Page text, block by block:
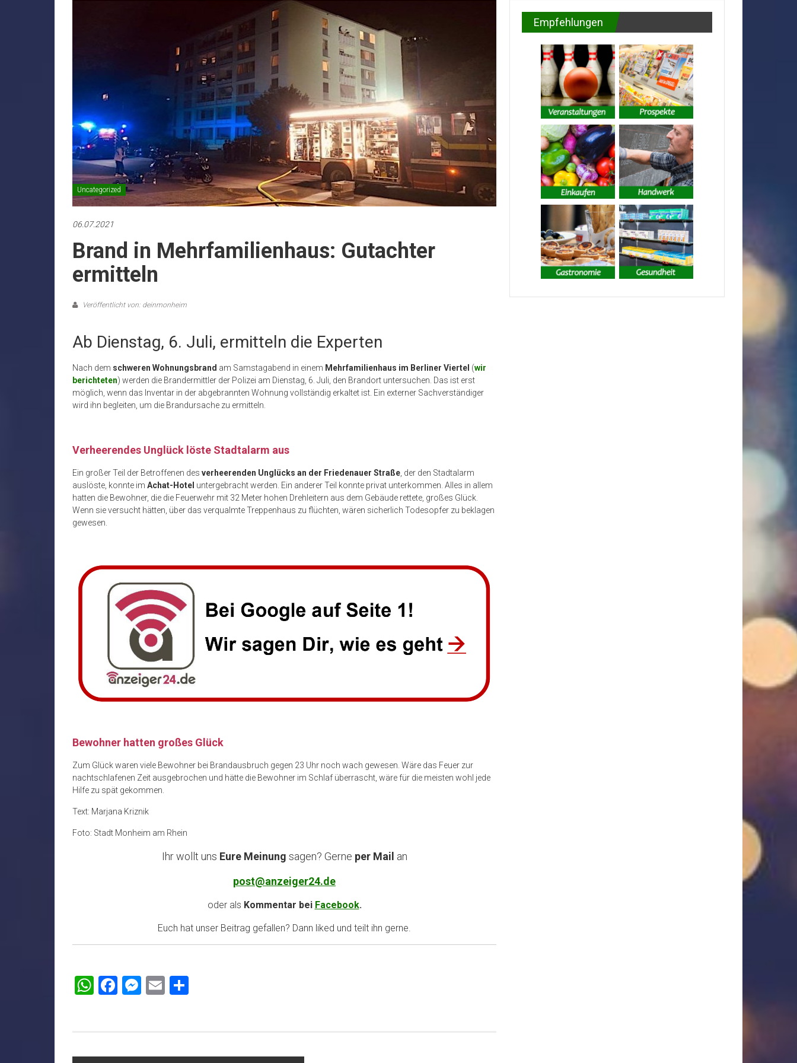
Uncategorized
06.07.2021
Brand in Mehrfamilienhaus: Gutachter
ermitteln
Veröffentlicht von: deinmonheim
Ab Dienstag, 6. Juli, ermitteln die Experten
Nach dem schweren Wohnungsbrand am Samstagabend in einem Mehrfamilienhaus im Berliner Viertel (wir
berichteten) werden die Brandermittler der Polizei am Dienstag, 6. Juli, den Brandort untersuchen. Das ist erst
möglich, wenn das Inventar in der abgebrannten Wohnung vollständig erkaltet ist. Ein externer Sachverständiger
wird ihn begleiten, um die Brandursache zu ermitteln.
Verheerendes Unglück löste Stadtalarm aus
Ein großer Teil der Betroffenen des verheerenden Unglücks an der Friedenauer Straße , der den Stadtalarm
auslöste, konnte im Achat-Hotel untergebracht werden. Ein anderer Teil konnte privat unterkommen. Alles in allem
hatten die Bewohner, die die Feuerwehr mit 32 Meter hohen Drehleitern aus dem Gebäude rettete, großes Glück.
Wenn sie versucht hätten, über das verqualmte Treppenhaus zu flüchten, wären sicherlich Todesopfer zu beklagen
gewesen.
Bewohner hatten großes Glück
Zum Glück waren viele Bewohner bei Brandausbruch gegen 23 Uhr noch wach gewesen. Wäre das Feuer zur
nachtschlafenen Zeit ausgebrochen und hätte die Bewohner im Schlaf überrascht, wäre für die meisten wohl jede
Hilfe zu spät gekommen.
Text: Marjana Kriznik
Foto: Stadt Monheim am Rhein
Ihr wollt uns Eure Meinung sagen? Gerne per Mail an
post@anzeiger24.de
oder als Kommentar bei Facebook.
Euch hat unser Beitrag gefallen? Dann liked und teilt ihn gerne.
WhatsApp
Facebook
Messenger
Email
Empfehlungen